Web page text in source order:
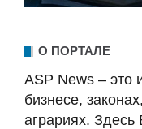
О ПОРТАЛЕ
ASP News – это
бизнесе,
аграриях. Здесь